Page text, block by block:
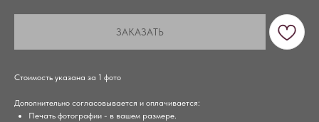
ЗАКАЗАТЬ
Стоимость указана за 1 фото
Дополнительно согласовывается и оплачивается:
Печать фотографии - в вашем размере.